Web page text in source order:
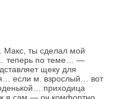
Макс, ты сделал мой
теперь по теме… —
щеку для
если м. взрослый… вот
приходица
я сам — оч комфортно…